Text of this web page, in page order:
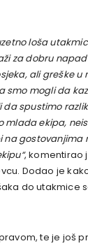
loša
za dobru
ali greške u
smo mogli da
spustimo
mlada ekipa,
na gostovanjima
, komentirao
Dodao je
do utakmice
te je još